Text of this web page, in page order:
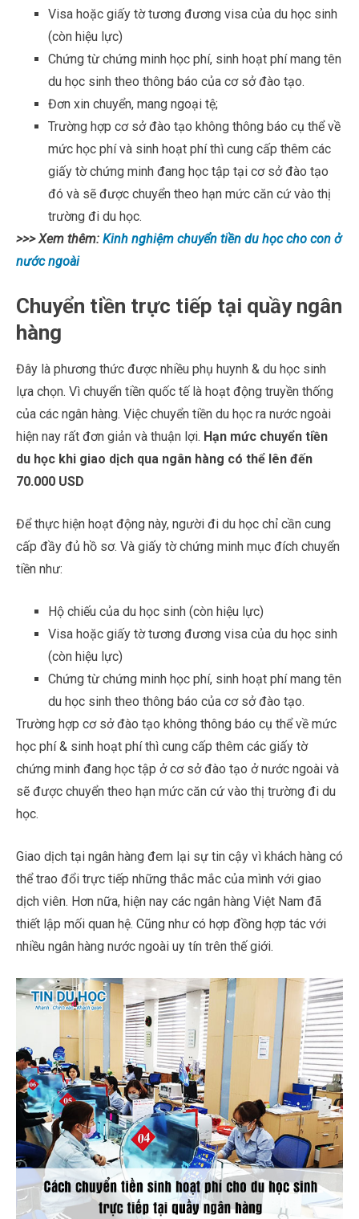
Visa hoặc giấy tờ tương đương visa của du học sinh
(còn hiệu lực)
Chứng từ chứng minh học phí, sinh hoạt phí mang tên
du học sinh theo thông báo của cơ sở đào tạo.
Đơn xin chuyển, mang ngoại tệ;
Trường hợp cơ sở đào tạo không thông báo cụ thể về
mức học phí và sinh hoạt phí thì cung cấp thêm các
giấy tờ chứng minh đang học tập tại cơ sở đào tạo
đó và sẽ được chuyển theo hạn mức căn cứ vào thị
trường đi du học.
>>> Xem thêm: Kinh nghiệm chuyển tiền du học cho con ở
nước ngoài
Chuyển tiền trực tiếp tại quầy ngân
hàng
Đây là phương thức được nhiều phụ huynh & du học sinh
lựa chọn. Vì chuyển tiền quốc tế là hoạt động truyền thống
của các ngân hàng. Việc chuyển tiền du học ra nước ngoài
hiện nay rất đơn giản và thuận lợi. Hạn mức chuyển tiền
du học khi giao dịch qua ngân hàng có thể lên đến
70.000 USD
Để thực hiện hoạt động này, người đi du học chỉ cần cung
cấp đầy đủ hồ sơ. Và giấy tờ chứng minh mục đích chuyển
tiền như:
Hộ chiếu của du học sinh (còn hiệu lực)
Visa hoặc giấy tờ tương đương visa của du học sinh
(còn hiệu lực)
Chứng từ chứng minh học phí, sinh hoạt phí mang tên
du học sinh theo thông báo của cơ sở đào tạo.
Trường hợp cơ sở đào tạo không thông báo cụ thể về mức
học phí & sinh hoạt phí thì cung cấp thêm các giấy tờ
chứng minh đang học tập ở cơ sở đào tạo ở nước ngoài và
sẽ được chuyển theo hạn mức căn cứ vào thị trường đi du
học.
Giao dịch tại ngân hàng đem lại sự tin cậy vì khách hàng có
thể trao đổi trực tiếp những thắc mắc của mình với giao
dịch viên. Hơn nữa, hiện nay các ngân hàng Việt Nam đã
thiết lập mối quan hệ. Cũng như có hợp đồng hợp tác với
nhiều ngân hàng nước ngoài uy tín trên thế giới.